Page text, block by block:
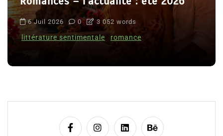
6 Juil 2026 0 3 052 words
littérature sentimentale romance